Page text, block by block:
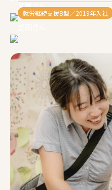
武甕さん
就労継続支援B型／2019年入社